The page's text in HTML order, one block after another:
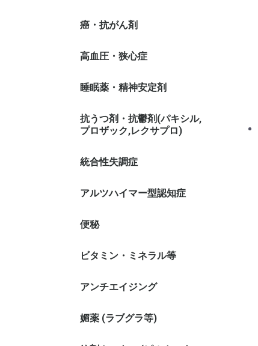
癌・抗がん剤
高血圧・狭心症
睡眠薬・精神安定剤
抗うつ剤・抗鬱剤(パキシル,
プロザック,レクサプロ)
統合性失調症
アルツハイマー型認知症
便秘
ビタミン・ミネラル等
アンチエイジング
媚薬 (ラブグラ等)